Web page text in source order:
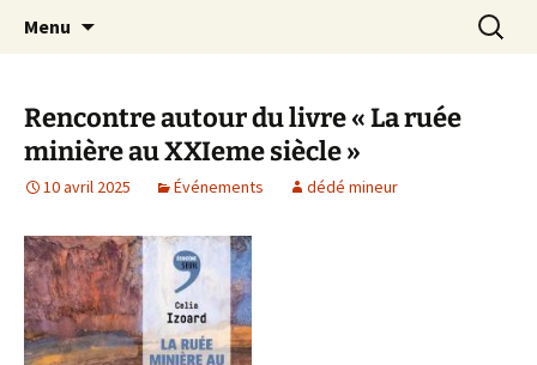
Le site du Collectif Stop Mines
23
Menu
Rencontre autour du livre « La ruée
minière au XXIeme siècle »
10 avril 2025 Événements dédé mineur